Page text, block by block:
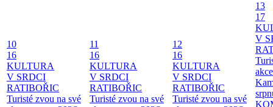
10
16
KULTURA
V SRDCI
RATIBOŘIC
Turisté zvou na své
11
16
KULTURA
V SRDCI
RATIBOŘIC
Turisté zvou na své
12
16
KULTURA
V SRDCI
RATIBOŘIC
Turisté zvou na své
13
17
V